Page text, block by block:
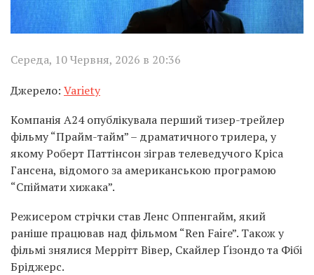
Середа, 10 Червня, 2026 в 20:36
Джерело: Variety
Компанія A24 опублікувала перший тизер-трейлер
фільму “Прайм-тайм” – драматичного трилера, у
якому Роберт Паттінсон зіграв телеведучого Кріса
Гансена, відомого за американською програмою
“Спіймати хижака”.
Режисером стрічки став Ленс Оппенгайм, який
раніше працював над фільмом “Ren Faire”. Також у
фільмі знялися Меррітт Вівер, Скайлер Ґізондо та Фібі
Бріджерс.